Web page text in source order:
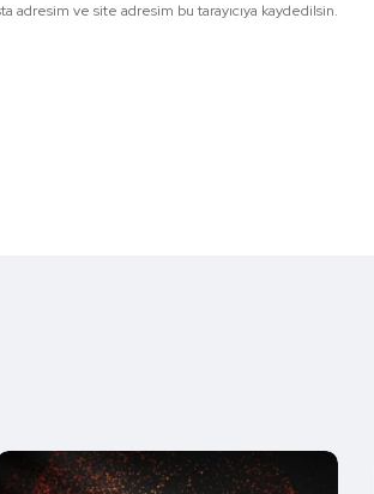
adresim ve site adresim bu tarayıcıya kaydedilsin.